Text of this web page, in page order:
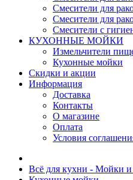
Смесители для
Смесители для
Смесители с
КУХОННЫЕ МОЙКИ
Измельчители
Кухонные мойки
Скидки и акции
Информация
Доставка
Контакты
О магазине
Оплата
Условия
Всё для кухни - Мойки и